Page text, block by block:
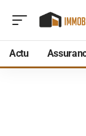
Actu